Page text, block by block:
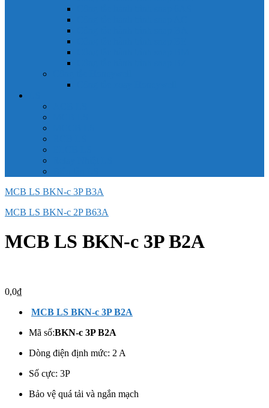
MCB LS BKN-c 3P B3A
MCB LS BKN-c 2P B63A
MCB LS BKN-c 3P B2A
0,0₫
MCB LS BKN-c 3P B2A
Mã số:BKN-c 3P B2A
Dòng điện định mức: 2 A
Số cực: 3P
Bảo vệ quá tải và ngắn mạch